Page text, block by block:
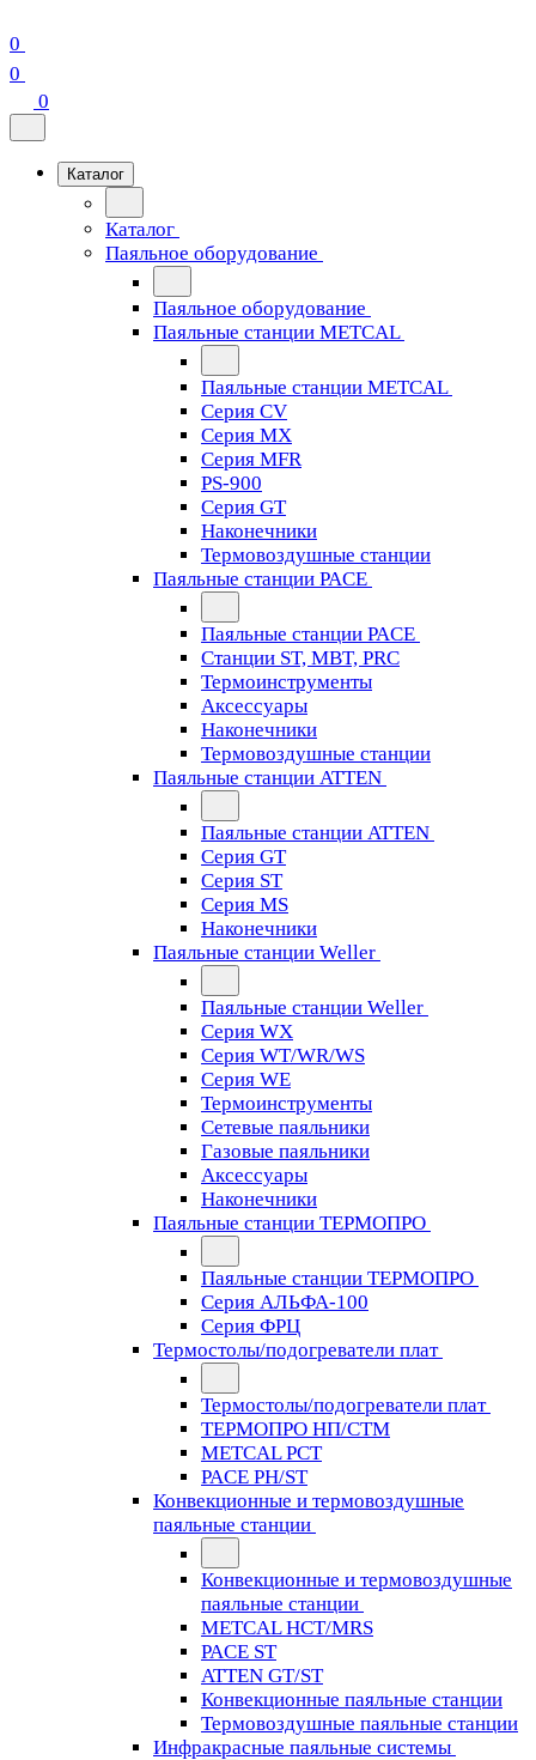
0
0
0
Каталог
Каталог
Паяльное оборудование
Паяльное оборудование
Паяльные станции METCAL
Паяльные станции METCAL
Серия CV
Серия MX
Серия MFR
PS-900
Серия GT
Наконечники
Термовоздушные станции
Паяльные станции PACE
Паяльные станции PACE
Станции ST, MBT, PRC
Термоинструменты
Аксессуары
Наконечники
Термовоздушные станции
Паяльные станции ATTEN
Паяльные станции ATTEN
Серия GT
Серия ST
Серия MS
Наконечники
Паяльные станции Weller
Паяльные станции Weller
Серия WX
Серия WT/WR/WS
Серия WE
Термоинструменты
Сетевые паяльники
Газовые паяльники
Аксессуары
Наконечники
Паяльные станции ТЕРМОПРО
Паяльные станции ТЕРМОПРО
Серия АЛЬФА-100
Серия ФРЦ
Термостолы/подогреватели плат
Термостолы/подогреватели плат
ТЕРМОПРО НП/СТМ
METCAL PCT
PACE PH/ST
Конвекционные и термовоздушные
паяльные станции
Конвекционные и термовоздушные
паяльные станции
METCAL HCT/MRS
PACE ST
ATTEN GT/ST
Конвекционные паяльные станции
Термовоздушные паяльные станции
Инфракрасные паяльные системы